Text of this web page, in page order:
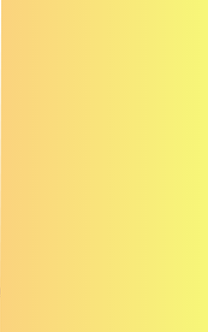
nhiều nước càng tốt?